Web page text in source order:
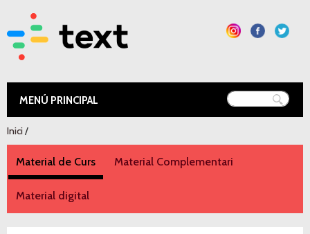
contingut
Text Educació
Esteu aquí
Inici/
Material de Curs (pestanya activa)
Material Complementari
Material digital